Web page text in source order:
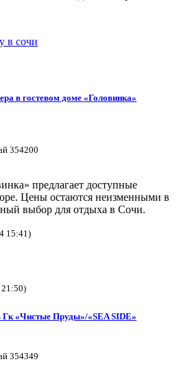
в гостевом доме «Головинка»
354200
предлагает доступные
Цены остаются неизменными в
выбор для отдыха в Сочи.
15:41)
21:50)
Гк «Чистые Пруды»/«SEA SIDE»
354349